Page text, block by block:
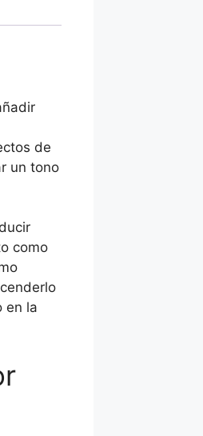
de
un tono
como
en la